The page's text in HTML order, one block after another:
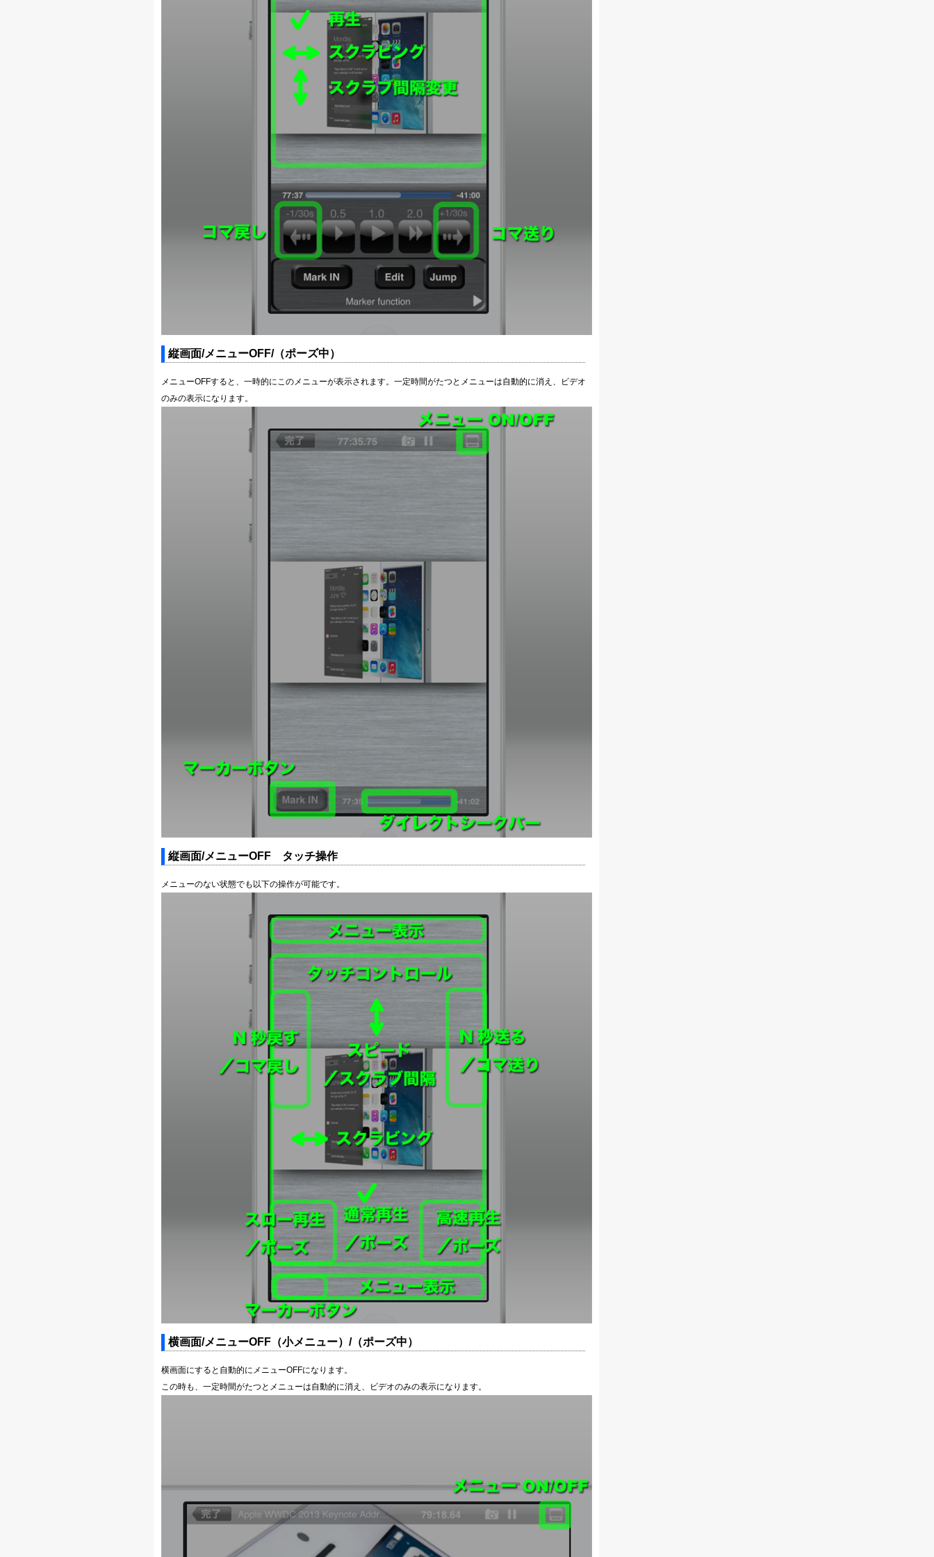
縦画面/メニューOFF/（ポーズ中）
メニューOFFすると、一時的にこのメニューが表示されます。一定時間がたつとメニューは自動的に消え、ビデオ
のみの表示になります。
縦画面/メニューOFF タッチ操作
メニューのない状態でも以下の操作が可能です。
横画面/メニューOFF（小メニュー）/（ポーズ中）
横画面にすると自動的にメニューOFFになります。
この時も、一定時間がたつとメニューは自動的に消え、ビデオのみの表示になります。